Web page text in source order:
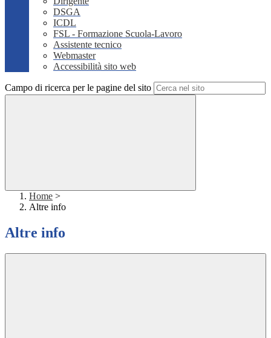
DSGA
ICDL
FSL - Formazione Scuola-Lavoro
Assistente tecnico
Webmaster
Accessibilità sito web
Campo di ricerca per le pagine del sito
Home >
Altre info
Altre info